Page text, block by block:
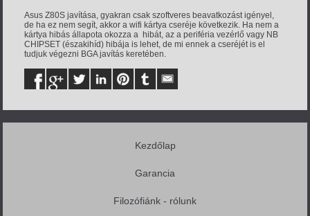
Asus Z80S javítása, gyakran csak szoftveres beavatkozást igényel,
de ha ez nem segít, akkor a wifi kártya cseréje következik. Ha nem a
kártya hibás állapota okozza a hibát, az a periféria vezérlő vagy NB
CHIPSET (északihíd) hibája is lehet, de mi ennek a cseréjét is el
tudjuk végezni BGA javítás keretében.
Kezdőlap
Garancia
Filozófiánk - rólunk